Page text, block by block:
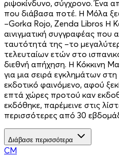
ριψοκίνδυνο, σύγχρονο. Ένα
που διάβασα ποτέ. Η Μόλα
–Gorka Rojo, Zenda Libros Η
αινιγματική συγγραφέας που
ταυτότητά της –το
τελευταίων ετών στο
διεθνή απήχηση. Η Κόκκινη
για μια σειρά εγκλημάτων
εκδοτικό φαινόμενο, αφού
επτά χώρες προτού καν
εκδόθηκε, παρέμεινε στις
περισσότερες από 30
Διάβασε περισσότερα
CM